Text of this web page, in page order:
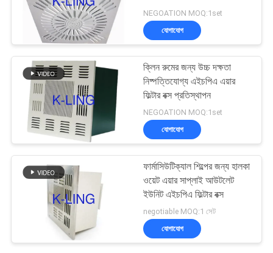
এয়ার শাওয়ার পাস বক্স
66
বুথ বিতরণ
139
NEGOATION MOQ:1set
যোগাযোগ
ক্লিন রুমের জন্য উচ্চ দক্ষতা
নিষ্পত্তিযোগ্য এইচপিএ এয়ার
ফিল্টার বক্স প্রতিস্থাপন
NEGOATION MOQ:1set
যোগাযোগ
ফার্মাসিউটিক্যাল শিল্পের জন্য হালকা
ওয়েট এয়ার সাপ্লাই আউটলেট
ইউনিট এইচপিএ ফিল্টার বক্স
negotiable MOQ:1 সেট
যোগাযোগ